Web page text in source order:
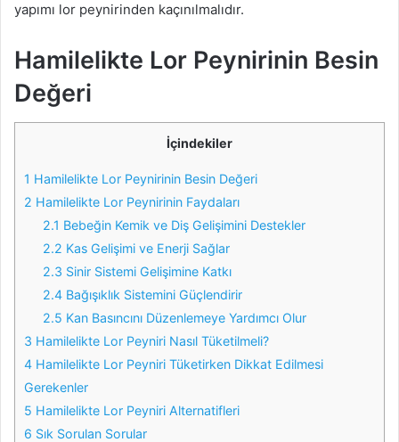
yapımı lor peynirinden kaçınılmalıdır.
Hamilelikte Lor Peynirinin Besin
Değeri
İçindekiler
1 Hamilelikte Lor Peynirinin Besin Değeri
2 Hamilelikte Lor Peynirinin Faydaları
2.1 Bebeğin Kemik ve Diş Gelişimini Destekler
2.2 Kas Gelişimi ve Enerji Sağlar
2.3 Sinir Sistemi Gelişimine Katkı
2.4 Bağışıklık Sistemini Güçlendirir
2.5 Kan Basıncını Düzenlemeye Yardımcı Olur
3 Hamilelikte Lor Peyniri Nasıl Tüketilmeli?
4 Hamilelikte Lor Peyniri Tüketirken Dikkat Edilmesi
Gerekenler
5 Hamilelikte Lor Peyniri Alternatifleri
6 Sık Sorulan Sorular